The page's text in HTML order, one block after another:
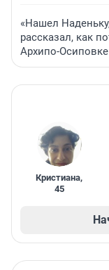
«Нашел
рассказал, как
Архипо-Осиповке
Кристиана,
45